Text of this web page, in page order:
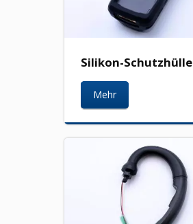
Silikon-Schutzhülle
Mehr